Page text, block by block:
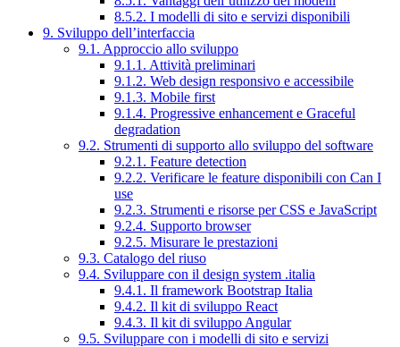
8.5.2. I modelli di sito e servizi disponibili
9. Sviluppo dell’interfaccia
9.1. Approccio allo sviluppo
9.1.1. Attività preliminari
9.1.2. Web design responsivo e accessibile
9.1.3. Mobile first
9.1.4. Progressive enhancement e Graceful
degradation
9.2. Strumenti di supporto allo sviluppo del software
9.2.1. Feature detection
9.2.2. Verificare le feature disponibili con Can I
use
9.2.3. Strumenti e risorse per CSS e JavaScript
9.2.4. Supporto browser
9.2.5. Misurare le prestazioni
9.3. Catalogo del riuso
9.4. Sviluppare con il design system .italia
9.4.1. Il framework Bootstrap Italia
9.4.2. Il kit di sviluppo React
9.4.3. Il kit di sviluppo Angular
9.5. Sviluppare con i modelli di sito e servizi